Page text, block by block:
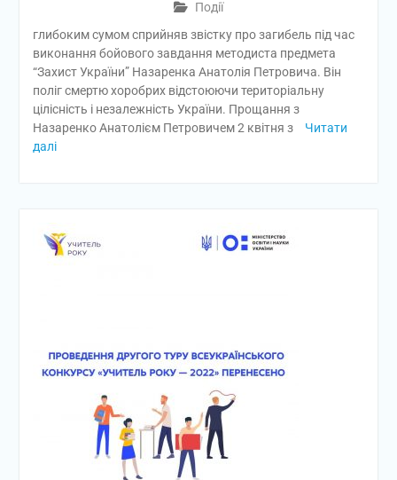
Події
глибоким сумом сприйняв звістку про загибель під час
виконання бойового завдання методиста предмета
“Захист України” Назаренка Анатолія Петровича. Він
поліг смертю хоробрих відстоюючи територіальну
цілісність і незалежність України. Прощання з
Назаренко Анатолієм Петровичем 2 квітня з
Читати
далі